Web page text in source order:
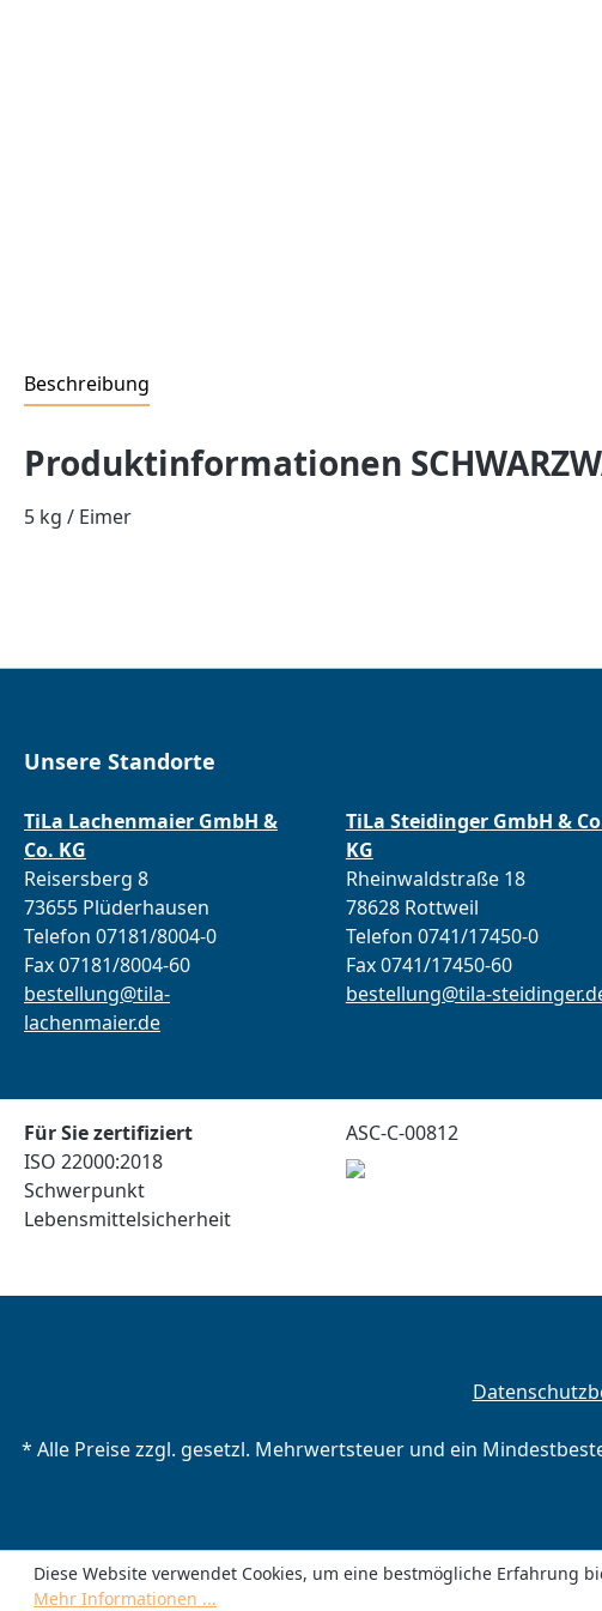
Beschreibung
Produktinformationen
5 kg / Eimer
Unsere Standorte
TiLa Lachenmaier GmbH &
Co. KG
Reisersberg 8
73655 Plüderhausen
Telefon 07181/8004-0
Fax 07181/8004-60
bestellung@tila-
lachenmaier.de
TiLa Steidinger GmbH &
KG
Rheinwaldstraße 18
78628 Rottweil
Telefon 0741/17450-0
Fax 0741/17450-60
bestellung@tila-
Für Sie zertifiziert
ISO 22000:2018
Schwerpunkt
Lebensmittelsicherheit
ASC-C-00812
* Alle Preise zzgl. gesetzl. Mehrwertsteuer und ein
Diese Website verwendet Cookies, um eine bestmögliche Erfahrung
Mehr Informationen ...